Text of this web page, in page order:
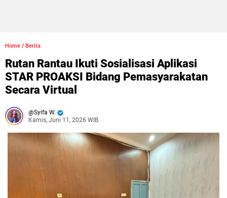
Home / Berita
Rutan Rantau Ikuti Sosialisasi Aplikasi
STAR PROAKSI Bidang Pemasyarakatan
Secara Virtual
Syifa W.
Kamis, Juni 11, 2026 WIB